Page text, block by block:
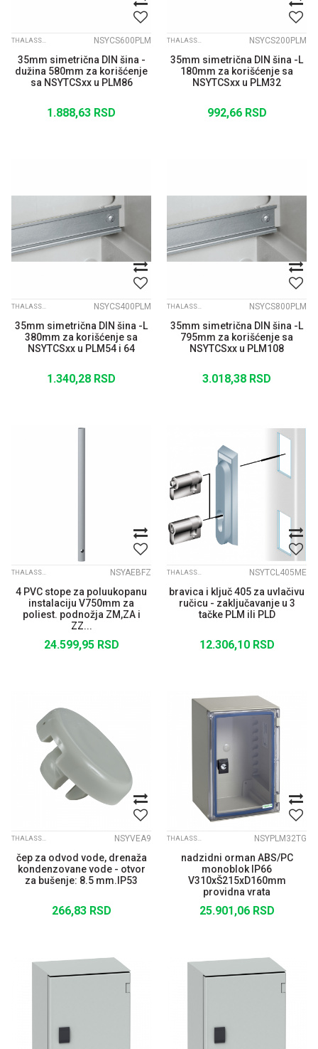
THALASSA PLM NSYCS600PLM
35mm simetrična DIN šina -
dužina 580mm za korišćenje
sa NSYTCSxx u PLM86
1.888,63 RSD
THALASSA PLM NSYCS200PLM
35mm simetrična DIN šina -L
180mm za korišćenje sa
NSYTCSxx u PLM32
992,66 RSD
THALASSA PLM NSYCS400PLM
35mm simetrična DIN šina -L
380mm za korišćenje sa
NSYTCSxx u PLM54 i 64
1.340,28 RSD
THALASSA PLM NSYCS800PLM
35mm simetrična DIN šina -L
795mm za korišćenje sa
NSYTCSxx u PLM108
3.018,38 RSD
THALASSA PLM NSYAEBFZ
4 PVC stope za poluukopanu
instalaciju V750mm za
poliest. podnožja ZM,ZA i
ZZ...
24.599,95 RSD
THALASSA PLM NSYTCL405ME
bravica i ključ 405 za uvlačivu
ručicu - zaključavanje u 3
tačke PLM ili PLD
12.306,10 RSD
THALASSA PLM NSYVEA9
čep za odvod vode, drenaža
kondenzovane vode - otvor
za bušenje: 8.5 mm.IP53
266,83 RSD
THALASSA PLM NSYPLM32TG
nadzidni orman ABS/PC
monoblok IP66
V310xŠ215xD160mm
providna vrata
25.901,06 RSD